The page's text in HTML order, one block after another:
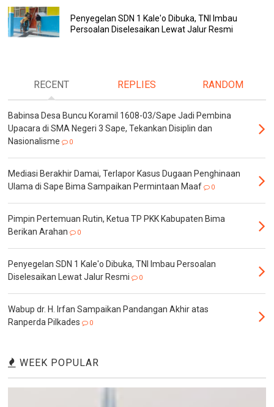
Penyegelan SDN 1 Kale'o Dibuka, TNI Imbau
Persoalan Diselesaikan Lewat Jalur Resmi
RECENT REPLIES RANDOM
Babinsa Desa Buncu Koramil 1608-03/Sape Jadi Pembina
Upacara di SMA Negeri 3 Sape, Tekankan Disiplin dan
Nasionalisme
0
Mediasi Berakhir Damai, Terlapor Kasus Dugaan Penghinaan
Ulama di Sape Bima Sampaikan Permintaan Maaf
0
Pimpin Pertemuan Rutin, Ketua TP PKK Kabupaten Bima
Berikan Arahan
0
Penyegelan SDN 1 Kale'o Dibuka, TNI Imbau Persoalan
Diselesaikan Lewat Jalur Resmi
0
Wabup dr. H. Irfan Sampaikan Pandangan Akhir atas
Ranperda Pilkades
0
WEEK POPULAR